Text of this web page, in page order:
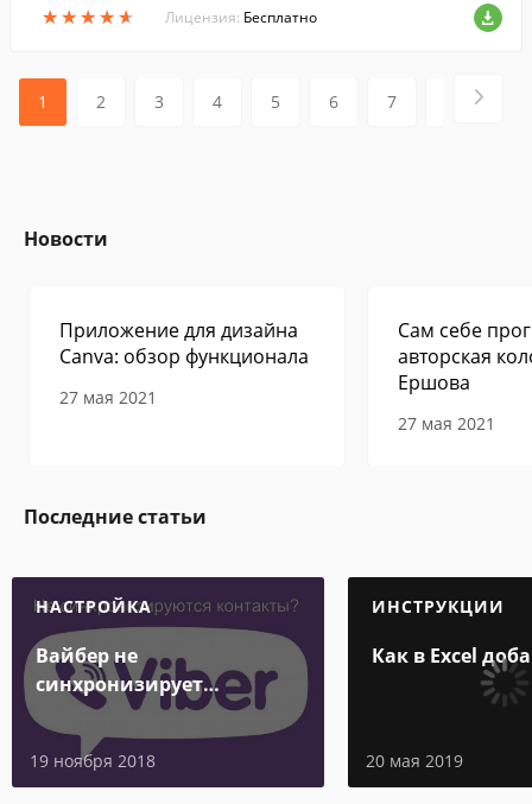
★★★★★
★★★★★
ете все записи сохранить в блокноте ил
Лицензия: Бесплатно
1 2 3 4 5 6 7
Новости
Приложение для дизайна
Canva: обзор функционала
27 мая 2021
Сам себе
авторская
Ершова
27 мая 2021
Последние статьи
НАСТРОЙКА
Вайбер не
синхронизирует
контакты
19 ноября 2018
ИНСТРУКЦИИ
Как в Excel
20 мая 2019